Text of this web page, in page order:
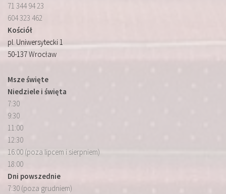
71 344 94 23
604 323 462
Kościół
pl. Uniwersytecki 1
50-137 Wrocław
Msze święte
Niedziele i święta
7:30
9:30
11:00
12:30
16:00 (poza lipcem i sierpniem)
18:00
Dni powszednie
7:30 (poza grudniem)